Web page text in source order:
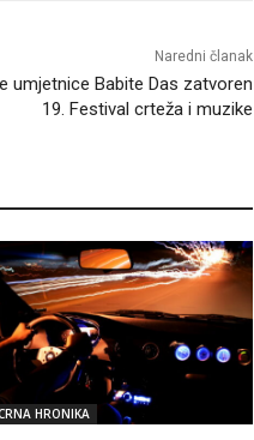
Naredni članak
umjetnice Babite Das zatvoren
19. Festival crteža i muzike
HRONIKA